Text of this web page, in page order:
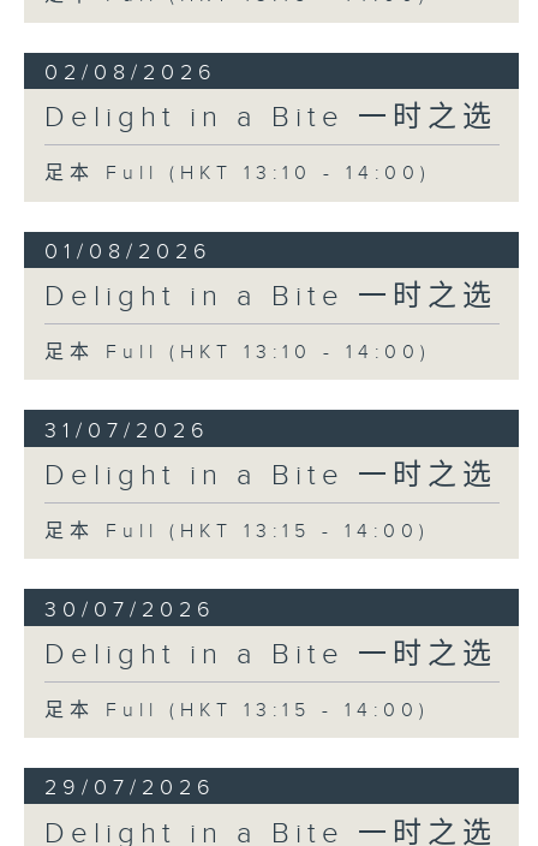
02/08/2026
Delight in a Bite 一时之选
足本 Full (HKT 13:10 - 14:00)
01/08/2026
Delight in a Bite 一时之选
足本 Full (HKT 13:10 - 14:00)
31/07/2026
Delight in a Bite 一时之选
足本 Full (HKT 13:15 - 14:00)
30/07/2026
Delight in a Bite 一时之选
足本 Full (HKT 13:15 - 14:00)
29/07/2026
Delight in a Bite 一时之选